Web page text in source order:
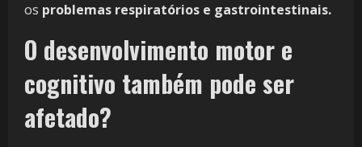
os problemas respiratórios e gastrointestinais.
O desenvolvimento motor e
cognitivo também pode ser
afetado?